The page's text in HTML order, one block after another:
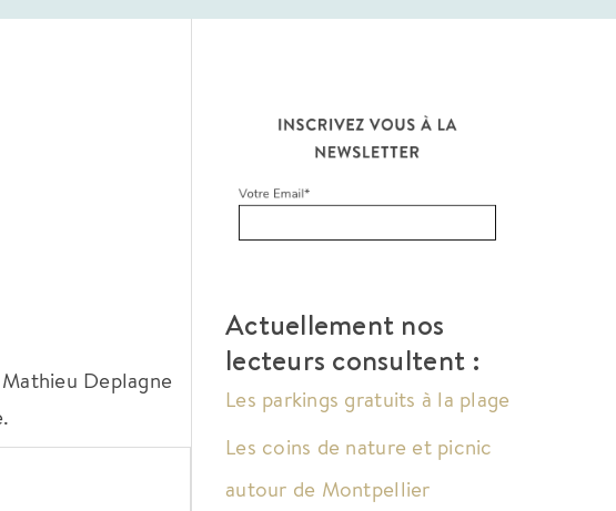
Deplagne
Actuellement nos
lecteurs consultent :
Les parkings gratuits à la plage
Les coins de nature et picnic
autour de Montpellier